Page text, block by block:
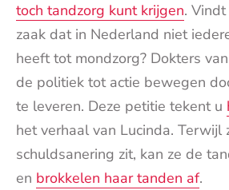
toch tandzorg kunt krijgen.
zaak dat in Nederland niet
heeft tot mondzorg? Dokters
de politiek tot actie bewegen
te leveren. Deze petitie tekent u
het verhaal van Lucinda. Terwijl
schuldsanering zit, kan ze de
en brokkelen haar tanden af.